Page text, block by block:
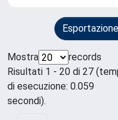
Esportazione
Mostra
records
Risultati 1 - 20 di 27
di esecuzione: 0.059
secondi).